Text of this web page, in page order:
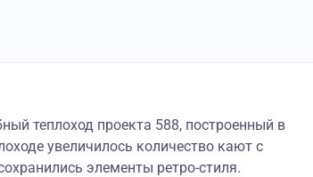
теплоход проекта 588, построенный в
увеличилось количество кают с
элементы ретро-стиля.